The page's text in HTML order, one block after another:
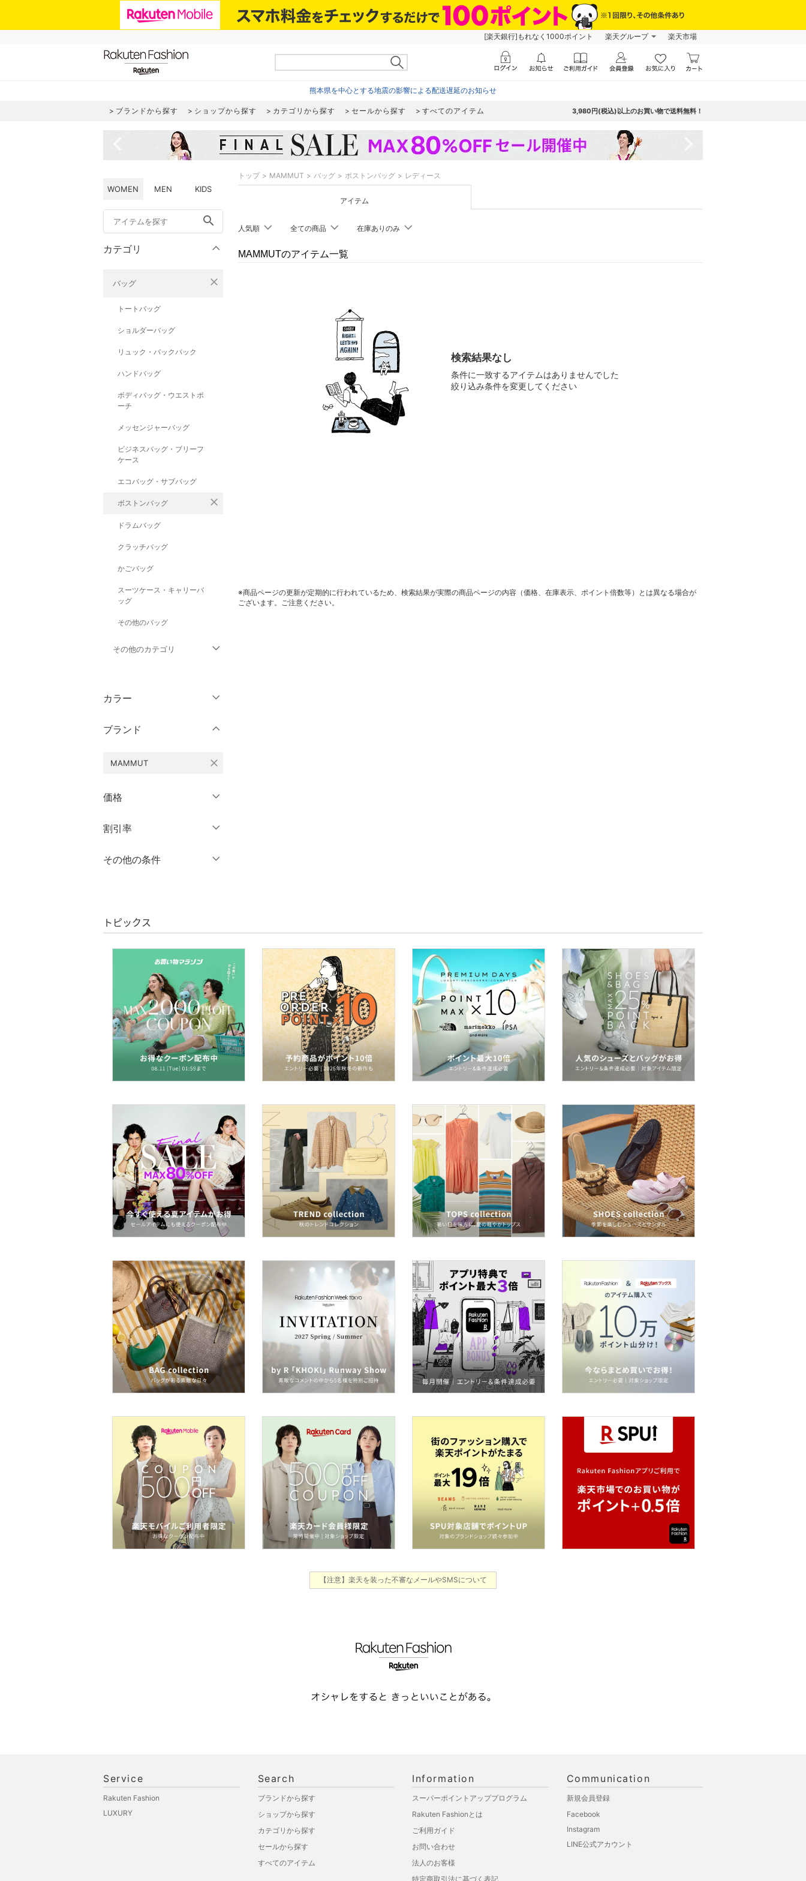
[楽天銀行]もれなく1000ポイント 楽天グループ 楽天市場
熊本県を中心とする地震の影響による配送遅延のお知らせ
ブランドから探す ショップから探す カテゴリから探す セールから探す すべてのアイテム 3,980円(税込)以上のお買い物で送料無料！
WOMEN MEN KIDS
search
カテゴリ
バッグ close
トートバッグ
ショルダーバッグ
リュック・バックパック
ハンドバッグ
ボディバッグ・ウエストポ
ーチ
メッセンジャーバッグ
ビジネスバッグ・ブリーフ
ケース
エコバッグ・サブバッグ
ボストンバッグ close
ドラムバッグ
クラッチバッグ
かごバッグ
スーツケース・キャリーバ
ッグ
その他のバッグ
その他のカテゴリ
パンツ
ワンピース・ドレス
スカート
ーオール
シューズ・靴
アクセサリー・腕時計
財布・ポーチ・ケース
帽子
ヘアアクセサリー
マタニティウェア・ベビ
スーツ・フォーマル
水着・スイムグッズ
着物・浴衣・和装小物
スキンケア
ベースメイク
メイクアップ
ネイル
ボディケア・オーラルケ
ア
ヘアケア
フレグランス
メイク道具・美容器具
コフレ・キット・セット
食器・調理器具・キッチ
ン用品
インテリア・生活雑貨
スマホグッズ・オーディ
カラー
クリア
ブランド
MAMMUT close
価格
絞り込み
割引率
％OFF～ ％OFF
その他の条件
クリア 絞り込み
トップ MAMMUT バッグ ボストンバッグ レディース
アイテム
人気順 全ての商品 在庫ありのみ
MAMMUTのアイテム一覧
検索結果なし
条件に一致するアイテムはありませんでした
絞り込み条件を変更してください
※商品ページの更新が定期的に行われているため、検索結果が実際の商品ページの内容（価格、在庫表示、ポイント倍数等）とは異なる場合が
ございます。ご注意ください。
トピックス
【注意】楽天を装った不審なメールやSMSについて
Service
Rakuten Fashion
LUXURY
Search
ブランドから探す
ショップから探す
カテゴリから探す
セールから探す
すべてのアイテム
Information
スーパーポイントアッププログラム
Rakuten Fashionとは
ご利用ガイド
お問い合わせ
法人のお客様
特定商取引法に基づく表記
Communication
新規会員登録
Facebook
Instagram
LINE公式アカウント